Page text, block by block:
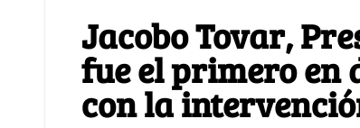
Jacobo Tovar,
fue el primero en
con la